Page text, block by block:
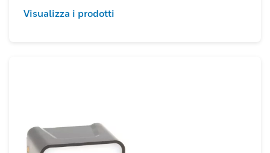
Visualizza i prodotti